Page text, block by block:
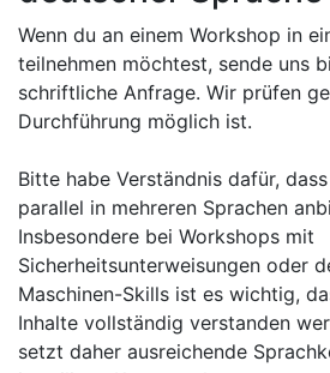
Wenn du an einem Workshop in
teilnehmen möchtest, sende uns
schriftliche Anfrage. Wir prüfen
Durchführung möglich ist.
Bitte habe Verständnis dafür,
parallel in mehreren Sprachen
Insbesondere bei Workshops mit
Sicherheitsunterweisungen oder
Maschinen-Skills ist es wichtig,
Inhalte vollständig verstanden
setzt daher ausreichende